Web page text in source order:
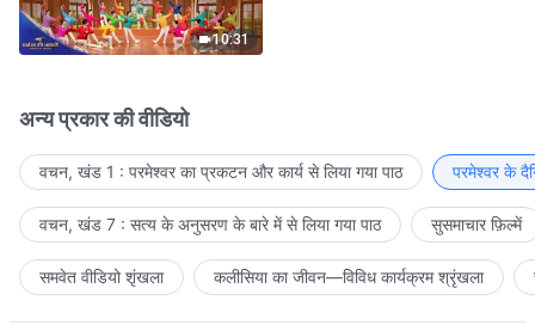
10:31
अन्य प्रकार की वीडियो
वचन, खंड 1 : परमेश्वर का प्रकटन और कार्य से लिया गया पाठ परमेश्वर के
वचन, खंड 7 : सत्य के अनुसरण के बारे में से लिया गया पाठ सुसमाचार फ़िल्में
समवेत वीडियो शृंखला कलीसिया का जीवन—विविध कार्यक्रम श्रृंखला